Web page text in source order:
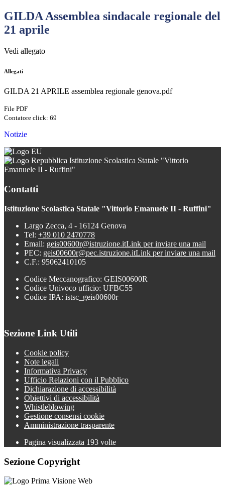
GILDA Assemblea sindacale regionale del
21 aprile
Vedi allegato
Allegati
GILDA 21 APRILE assemblea regionale genova.pdf
File PDF
Contatore click: 69
Notizie
Istituzione Scolastica Statale "Vittorio
Emanuele II - Ruffini"
Contatti
Istituzione Scolastica Statale "Vittorio Emanuele II - Ruffini"
Largo Zecca, 4 - 16124 Genova
Tel: +39 010 2470778
Email: geis00600r@istruzione.itLink per inviare una mail
PEC: geis00600r@pec.istruzione.itLink per inviare una mail
C.F.: 95062410105
Codice Meccanografico: GEIS00600R
Codice Univoco ufficio: UFBC55
Codice IPA: istsc_geis00600r
Sezione Link Utili
Cookie policy
Note legali
Informativa Privacy
Ufficio Relazioni con il Pubblico
Dichiarazione di accessibilità
Obiettivi di accessibilità
Whistleblowing
Gestione consensi cookie
Amministrazione trasparente
Pagina visualizzata 193 volte
Sezione Copyright